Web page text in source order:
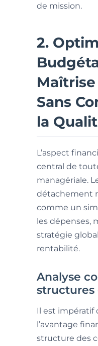
de mission.
2.
Sans
la
L’aspect
central de
managériale.
détachement
comme un
les dépenses,
stratégie
rentabilité.
Analyse
structures
Il est impératif
l’avantage
structure des